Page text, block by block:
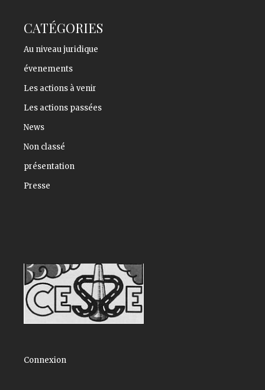
CATÉGORIES
Au niveau juridique
évenements
Les actions à venir
Les actions passées
News
Non classé
présentation
Presse
Connexion